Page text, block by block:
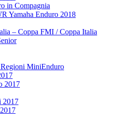
in Compagnia
Yamaha Enduro 2018
– Coppa FMI / Coppa Italia
MiniEnduro
2017
2017